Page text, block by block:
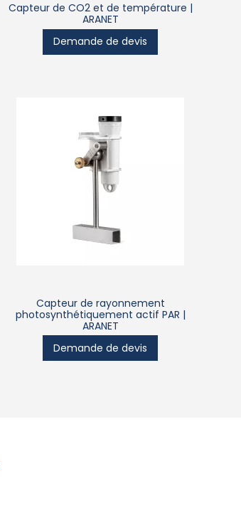
Capteur de CO2 et de température |
ARANET
Demande de devis
Capteur de rayonnement
photosynthétiquement actif PAR |
ARANET
Demande de devis